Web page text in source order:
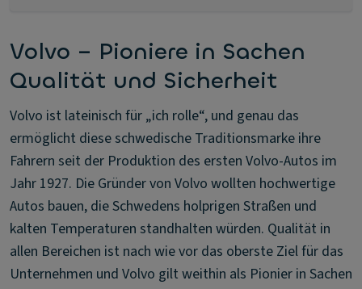
Volvo – Pioniere in Sachen
Qualität und Sicherheit
Volvo ist lateinisch für „ich rolle“, und genau das
ermöglicht diese schwedische Traditionsmarke ihre
Fahrern seit der Produktion des ersten Volvo-Autos im
Jahr 1927. Die Gründer von Volvo wollten hochwertige
Autos bauen, die Schwedens holprigen Straßen und
kalten Temperaturen standhalten würden. Qualität in
allen Bereichen ist nach wie vor das oberste Ziel für das
Unternehmen und Volvo gilt weithin als Pionier in Sachen